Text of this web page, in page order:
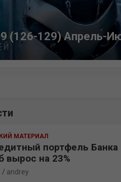
(126-129) Апрель-
МАТЕРИАЛ
портфель Банка
вырос на 23%
andrey